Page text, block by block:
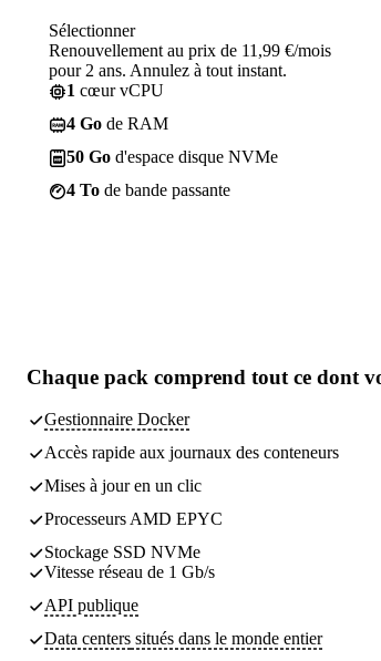
Sélectionner
Renouvellement au prix de 11,99 €/mois
pour 2 ans. Annulez à tout instant.
1 cœur vCPU
4 Go de RAM
50 Go d'espace disque NVMe
4 To de bande passante
Chaque pack comprend tout ce dont
Gestionnaire Docker
Accès rapide aux journaux des conteneurs
Mises à jour en un clic
Processeurs AMD EPYC
Stockage SSD NVMe
Vitesse réseau de 1 Gb/s
API publique
Data centers situés dans le monde entier